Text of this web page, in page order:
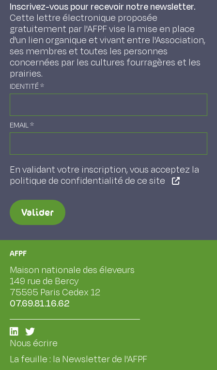
Inscrivez-vous pour recevoir notre newsletter.
Cette lettre électronique proposée
gratuitement par l'AFPF vise la mise en place
d'un lien organique et vivant entre l'Association,
ses membres et toutes les personnes
concernées par les cultures fourragères et les
prairies.
IDENTITÉ*
EMAIL*
En validant votre inscription, vous acceptez la
politique de confidentialité de ce site
Valider
AFPF
Maison nationale des éleveurs
149 rue de Bercy
75595 Paris Cedex 12
07.69.81.16.62
Nous écrire
La feuille : la Newsletter de l'AFPF